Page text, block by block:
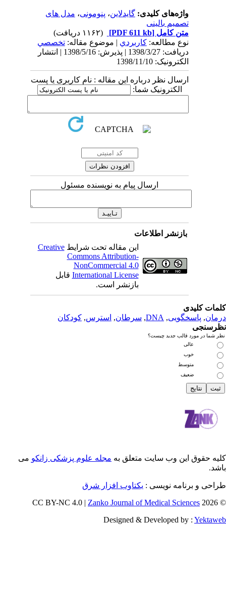
واژه‌های کلیدی:گایدلاین، پنومونی، مدل های
تصمیم بالینی
[PDF 611 kb]
(۱۱۶۲ دریافت)
نوع مطالعه:كاربردي| موضوع مقاله:تخصصي
دریافت: 1398/3/27 | پذیرش: 1398/5/16 | انتشار
الکترونیک: 1398/11/10
ارسال نظر درباره این مقاله : نام کاربری یا پست
الکترونیک شما:
ارسال پیام به نویسنده مسئول
بازنشر اطلاعات
این مقاله تحت شرایطCreative
Commons Attribution-
NonCommercial 4.0
International Licenseقابل
بازنشر است.
,
DNA
,سرطان, استرس, کودکان
قالب جدید چیست؟
عالی
خوب
متوسط
ضعیف
این وب سایت متعلق به مجله علوم پزشکی زانکومی
نویسی :یکتاوب افزار شرق
Zanko Journal of Medical
Designed & Developed by :